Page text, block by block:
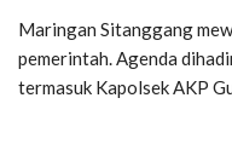
Maringan Sitanggang
pemerintah. Agenda
termasuk Kapolsek AKP